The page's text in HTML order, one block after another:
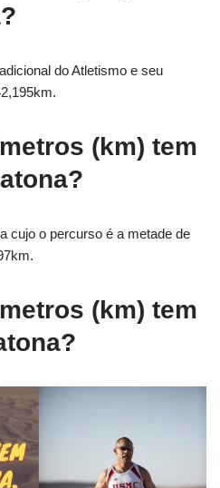
do Atletismo e seu
(km) tem
cujo o percurso é a metade de
(km) tem